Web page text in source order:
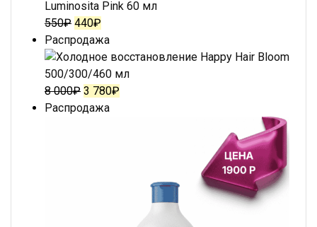
550₽ 440₽
Распродажа
8 000₽ 3 780₽
Распродажа